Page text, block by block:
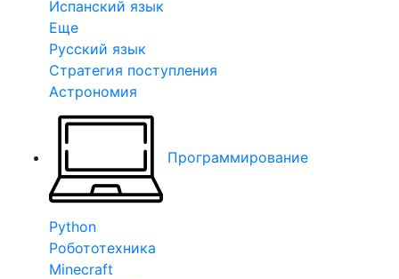
Испанский язык
Еще
Русский язык
Стратегия поступления
Астрономия
Программирование
Python
Робототехника
Minecraft